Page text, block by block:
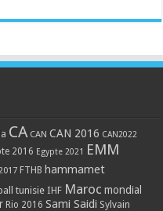
CA CAN CAN 2016 CAN2022
2016 Egypte 2021 EMM
FTHB hammamet
tunisie IHF Maroc mondial
Rio 2016 Sami Saidi Sylvain